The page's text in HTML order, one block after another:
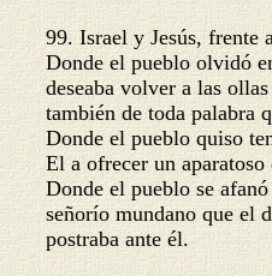
99. Israel y Jesús, frente
Donde el pueblo olvidó
deseaba volver a las
también de toda palabra
Donde el pueblo quiso
El a ofrecer un aparatoso
Donde el pueblo se
señorío mundano que el
postraba ante él.